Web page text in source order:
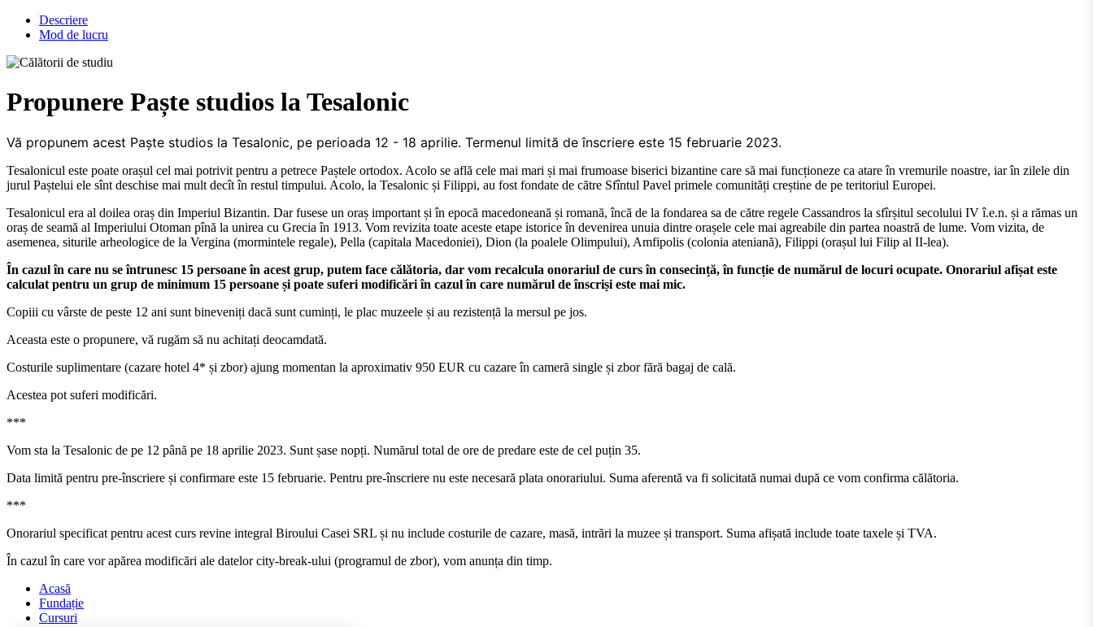
Descriere
Mod de lucru
Propunere Paște studios la Tesalonic
Vă propunem acest Paște studios la Tesalonic, pe perioada 12 - 18 aprilie. Termenul limită de înscriere este 15 februarie 2023.
Tesalonicul este poate orașul cel mai potrivit pentru a petrece Paștele ortodox. Acolo se află cele mai mari și mai frumoase biserici bizantine care să mai funcționeze ca atare în vremurile noastre, iar în zilele din
jurul Paștelui ele sînt deschise mai mult decît în restul timpului. Acolo, la Tesalonic și Filippi, au fost fondate de către Sfîntul Pavel primele comunități creștine de pe teritoriul Europei.
Tesalonicul era al doilea oraș din Imperiul Bizantin. Dar fusese un oraș important și în epocă macedoneană și romană, încă de la fondarea sa de către regele Cassandros la sfîrșitul secolului IV î.e.n. și a rămas un
oraș de seamă al Imperiului Otoman pînă la unirea cu Grecia în 1913. Vom revizita toate aceste etape istorice în devenirea unuia dintre orașele cele mai agreabile din partea noastră de lume. Vom vizita, de
asemenea, siturile arheologice de la Vergina (mormintele regale), Pella (capitala Macedoniei), Dion (la poalele Olimpului), Amfipolis (colonia ateniană), Filippi (orașul lui Filip al II-lea).
În cazul în care nu se întrunesc 15 persoane în acest grup, putem face călătoria, dar vom recalcula onorariul de curs în consecință, în funcție de numărul de locuri ocupate. Onorariul afișat este
calculat pentru un grup de minimum 15 persoane și poate suferi modificări în cazul în care numărul de înscriși este mai mic.
Copiii cu vârste de peste 12 ani sunt bineveniți dacă sunt cuminți, le plac muzeele și au rezistență la mersul pe jos.
Aceasta este o propunere, vă rugăm să nu achitați deocamdată.
Costurile suplimentare (cazare hotel 4* și zbor) ajung momentan la aproximativ 950 EUR cu cazare în cameră single și zbor fără bagaj de cală.
Acestea pot suferi modificări.
***
Vom sta la Tesalonic de pe 12 până pe 18 aprilie 2023. Sunt șase nopți. Numărul total de ore de predare este de cel puțin 35.
Data limită pentru pre-înscriere și confirmare este 15 februarie. Pentru pre-înscriere nu este necesară plata onorariului. Suma aferentă va fi solicitată numai după ce vom confirma călătoria.
***
Onorariul specificat pentru acest curs revine integral Biroului Casei SRL și nu include costurile de cazare, masă, intrări la muzee și transport. Suma afișată include toate taxele și TVA.
În cazul în care vor apărea modificări ale datelor city-break-ului (programul de zbor), vom anunța din timp.
Acasă
Fundație
Cursuri